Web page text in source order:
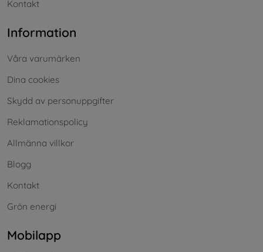
Kontakt
Information
Våra varumärken
Dina cookies
Skydd av personuppgifter
Reklamationspolicy
Allmänna villkor
Blogg
Kontakt
Grön energi
Mobilapp